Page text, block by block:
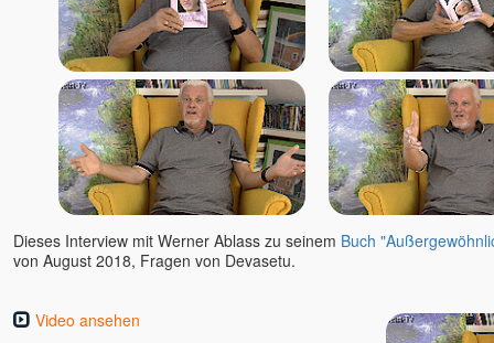
Nisargadatta
Nishkàma
Nishta
Nukunu
Olena
Oliver
Osho
Padma u. Torsten
Papaji
Pari u. Satyaa
Paul Smit
Dieses Interview mit Werner Ablass zu seinem Buch
von August 2018, Fragen von Devasetu.
Video ansehen